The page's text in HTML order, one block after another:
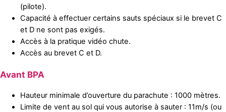
(pilote).
Capacité à effectuer certains sauts spéciaux si le brevet C
et D ne sont pas exigés.
Accès à la pratique vidéo chute.
Accès au brevet C et D.
Avant BPA
Hauteur minimale d’ouverture du parachute : 1000 mètres.
Limite de vent au sol qui vous autorise à sauter : 11m/s (ou